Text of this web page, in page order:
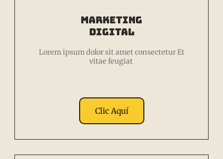
Marketing
Digital
Lorem ipsum dolor sit amet consectetur Et
vitae feugiat
Clic Aquí